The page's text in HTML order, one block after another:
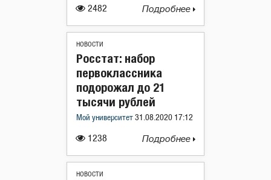
2482 Подробнее
НОВОСТИ
1238
Росстат: набор
первоклассника
подорожал до 21
тысячи рублей
Мой университет 31.08.2020 17:12
Подробнее
НОВОСТИ